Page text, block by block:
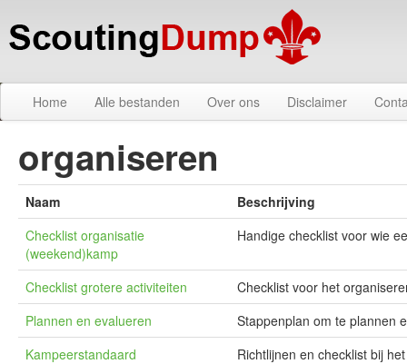
Home Alle bestanden Over ons Disclaimer
organiseren
Naam
Beschrijving
Checklist organisatie
(weekend)kamp
Handige checklist voor wie
Checklist grotere activiteiten
Checklist voor het
Plannen en evalueren
Stappenplan om te plannen
Kampeerstandaard
Richtlijnen en checklist bij